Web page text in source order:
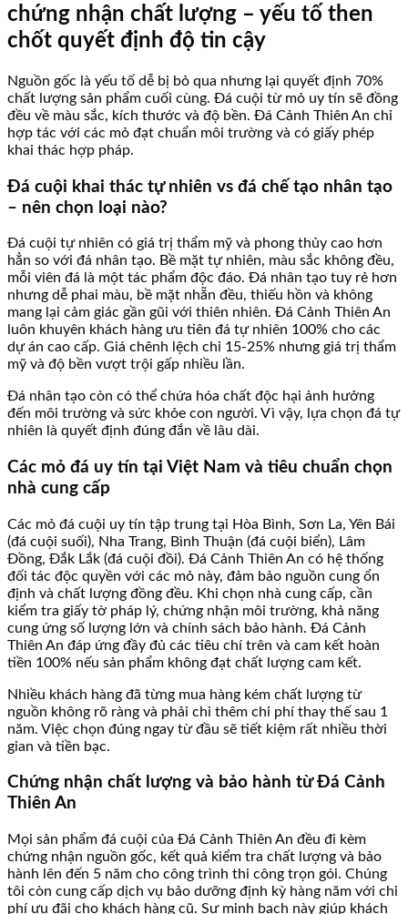
chứng nhận chất lượng – yếu tố then
chốt quyết định độ tin cậy
Nguồn gốc là yếu tố dễ bị bỏ qua nhưng lại quyết định 70%
chất lượng sản phẩm cuối cùng. Đá cuội từ mỏ uy tín sẽ đồng
đều về màu sắc, kích thước và độ bền. Đá Cảnh Thiên An chỉ
hợp tác với các mỏ đạt chuẩn môi trường và có giấy phép
khai thác hợp pháp.
Đá cuội khai thác tự nhiên vs đá chế tạo nhân tạo
– nên chọn loại nào?
Đá cuội tự nhiên có giá trị thẩm mỹ và phong thủy cao hơn
hẳn so với đá nhân tạo. Bề mặt tự nhiên, màu sắc không đều,
mỗi viên đá là một tác phẩm độc đáo. Đá nhân tạo tuy rẻ hơn
nhưng dễ phai màu, bề mặt nhẵn đều, thiếu hồn và không
mang lại cảm giác gần gũi với thiên nhiên. Đá Cảnh Thiên An
luôn khuyên khách hàng ưu tiên đá tự nhiên 100% cho các
dự án cao cấp. Giá chênh lệch chỉ 15-25% nhưng giá trị thẩm
mỹ và độ bền vượt trội gấp nhiều lần.
Đá nhân tạo còn có thể chứa hóa chất độc hại ảnh hưởng
đến môi trường và sức khỏe con người. Vì vậy, lựa chọn đá tự
nhiên là quyết định đúng đắn về lâu dài.
Các mỏ đá uy tín tại Việt Nam và tiêu chuẩn chọn
nhà cung cấp
Các mỏ đá cuội uy tín tập trung tại Hòa Bình, Sơn La, Yên Bái
(đá cuội suối), Nha Trang, Bình Thuận (đá cuội biển), Lâm
Đồng, Đắk Lắk (đá cuội đồi). Đá Cảnh Thiên An có hệ thống
đối tác độc quyền với các mỏ này, đảm bảo nguồn cung ổn
định và chất lượng đồng đều. Khi chọn nhà cung cấp, cần
kiểm tra giấy tờ pháp lý, chứng nhận môi trường, khả năng
cung ứng số lượng lớn và chính sách bảo hành. Đá Cảnh
Thiên An đáp ứng đầy đủ các tiêu chí trên và cam kết hoàn
tiền 100% nếu sản phẩm không đạt chất lượng cam kết.
Nhiều khách hàng đã từng mua hàng kém chất lượng từ
nguồn không rõ ràng và phải chi thêm chi phí thay thế sau 1
năm. Việc chọn đúng ngay từ đầu sẽ tiết kiệm rất nhiều thời
gian và tiền bạc.
Chứng nhận chất lượng và bảo hành từ Đá Cảnh
Thiên An
Mọi sản phẩm đá cuội của Đá Cảnh Thiên An đều đi kèm
chứng nhận nguồn gốc, kết quả kiểm tra chất lượng và bảo
hành lên đến 5 năm cho công trình thi công trọn gói. Chúng
tôi còn cung cấp dịch vụ bảo dưỡng định kỳ hàng năm với chi
phí ưu đãi cho khách hàng cũ. Sự minh bạch này giúp khách